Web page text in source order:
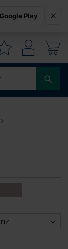
Play